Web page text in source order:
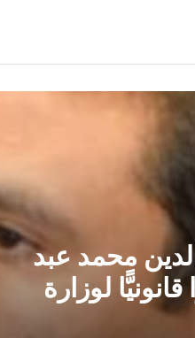
محمد عبد
المهندس